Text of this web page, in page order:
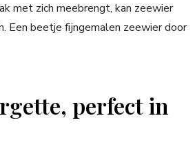
met zich meebrengt, kan zeewier
Een beetje fijngemalen zeewier door
perfect in